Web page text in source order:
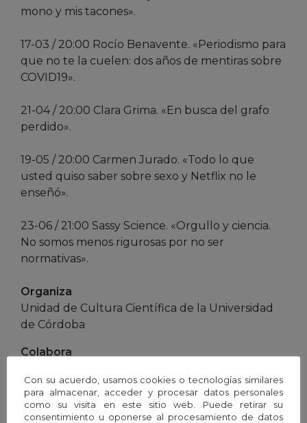
mono y mis tacones».
17-03 / 20:00 Rocío Benavente. «Periodismo para
que no te la cuelen: dos años de mentiras sobre
COVID19».
21-04 / 20:00 Clara Grima. «En busca del grafo
perdido».
19-05 / 20:00 Carmen Jurado. «Todo lo que
usted quiso saber sobre sexo y Netflix no le
enseñó».
23-06 / 21:00 Sassy Science. «Orgullo y ciencia.
No somos menos rigurosas por no ser
normativas».
Organiza
Unidad de Cultura Científica de la Universidad
de Córdoba
Colabora
Inscripción
El acceso a la charla será mediante inscripción
Con su acuerdo, usamos cookies o tecnologías similares
para almacenar, acceder y procesar datos personales
como su visita en este sitio web. Puede retirar su
consentimiento u oponerse al procesamiento de datos